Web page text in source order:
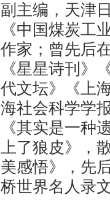
副主编，天津
《中国煤炭工
作家；曾先后
《星星诗刊》
代文坛》《上
海社会科学学
《其实是一种
上了狼皮》，
美感悟》，先
桥世界名人录